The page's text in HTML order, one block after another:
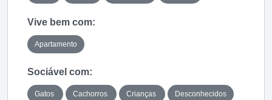
Vive bem com:
Apartamento
Sociável com:
Gatos Cachorros Crianças Desconhecidos